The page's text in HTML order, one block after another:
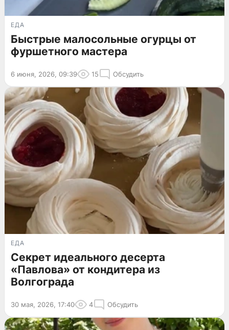
ЕДА
Быстрые малосольные огурцы от
фуршетного мастера
6 июня, 2026, 09:39 15 Обсудить
ЕДА
Секрет идеального десерта
«Павлова» от кондитера из
Волгограда
30 мая, 2026, 17:40 4 Обсудить